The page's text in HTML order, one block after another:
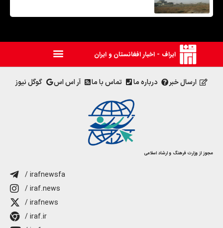
ایراف - اخبار افغانستان و ایران
ارسال خبر درباره ما تماس با ما آر اس اس گوگل نیوز
مجوز از وزارت فرهنگ و ارشاد اسلامی
/ irafnewsfa
/ iraf.news
/ irafnews
/ iraf.ir